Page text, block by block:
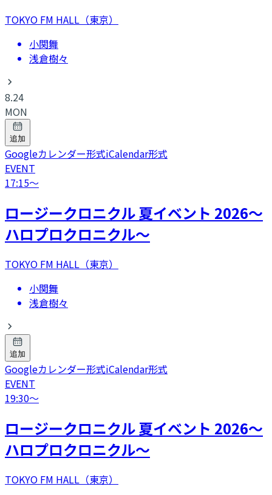
TOKYO FM HALL（東京）
小関舞
浅倉樹々
8.24
MON
追加
Googleカレンダー形式iCalendar形式
EVENT
17:15〜
ロージークロニクル 夏イベント 2026～
ハロプロクロニクル～
TOKYO FM HALL（東京）
小関舞
浅倉樹々
追加
Googleカレンダー形式iCalendar形式
EVENT
19:30〜
ロージークロニクル 夏イベント 2026～
ハロプロクロニクル～
TOKYO FM HALL（東京）